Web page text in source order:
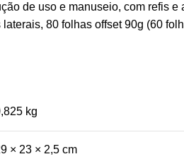
de uso e manuseio, com refis
80 folhas offset 90g (60
kg
× 23 × 2,5 cm